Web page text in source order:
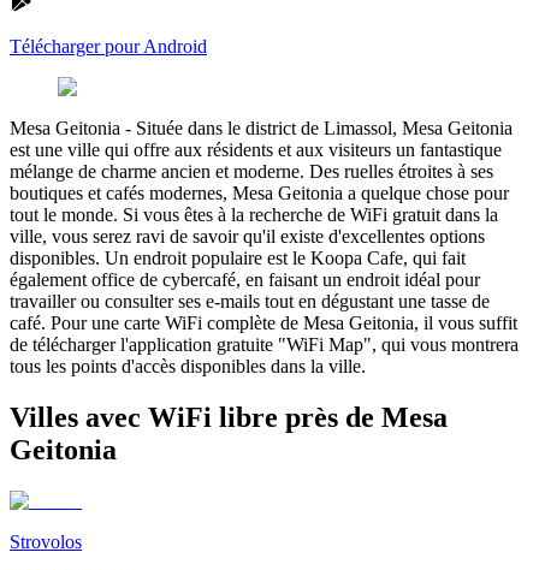
Télécharger pour Android
Mesa Geitonia - Située dans le district de Limassol, Mesa Geitonia
est une ville qui offre aux résidents et aux visiteurs un fantastique
mélange de charme ancien et moderne. Des ruelles étroites à ses
boutiques et cafés modernes, Mesa Geitonia a quelque chose pour
tout le monde. Si vous êtes à la recherche de WiFi gratuit dans la
ville, vous serez ravi de savoir qu'il existe d'excellentes options
disponibles. Un endroit populaire est le Koopa Cafe, qui fait
également office de cybercafé, en faisant un endroit idéal pour
travailler ou consulter ses e-mails tout en dégustant une tasse de
café. Pour une carte WiFi complète de Mesa Geitonia, il vous suffit
de télécharger l'application gratuite "WiFi Map", qui vous montrera
tous les points d'accès disponibles dans la ville.
Villes avec WiFi libre près de Mesa
Geitonia
Strovolos